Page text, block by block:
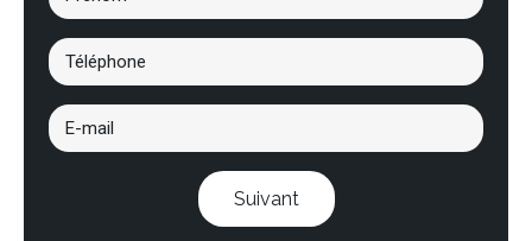
Suivant